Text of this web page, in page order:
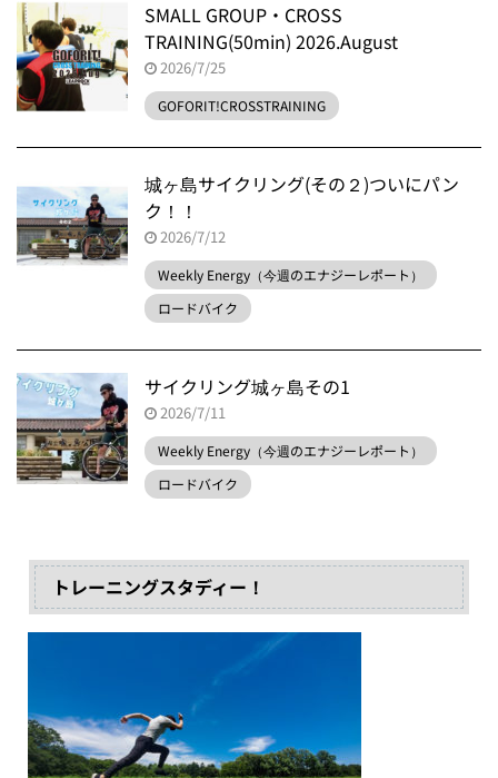
SMALL GROUP・CROSS
TRAINING(50min) 2026.August
2026/7/25
GOFORIT!CROSSTRAINING
城ヶ島サイクリング(その２)ついにパン
ク！！
2026/7/12
Weekly Energy（今週のエナジーレポート）
ロードバイク
サイクリング城ヶ島その1
2026/7/11
Weekly Energy（今週のエナジーレポート）
ロードバイク
トレーニングスタディー！